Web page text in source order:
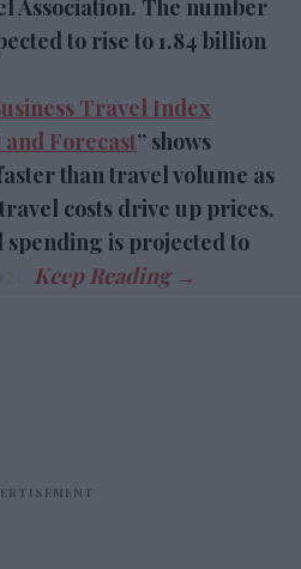
Travel Index Annual
” shows spending is
volume as higher
drive up prices. Global
is projected to grow 7.2